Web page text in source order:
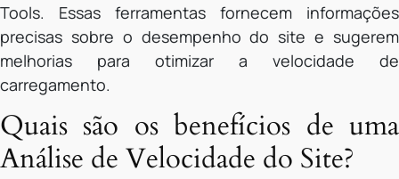
Tools. Essas ferramentas fornecem informações
precisas sobre o desempenho do site e sugerem
melhorias para otimizar a velocidade de
carregamento.
Quais são os benefícios de uma
Análise de Velocidade do Site?